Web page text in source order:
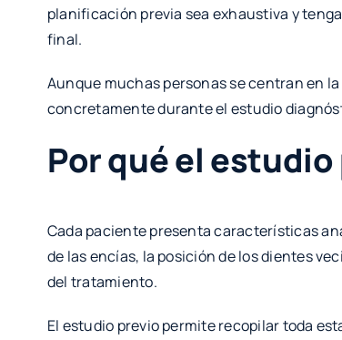
planificación previa sea exhaustiva y
final.
Aunque muchas personas se centran en
concretamente durante el estudio
Por qué el
Cada paciente presenta características
de las encías, la posición de los dientes
del tratamiento.
El estudio previo permite recopilar toda